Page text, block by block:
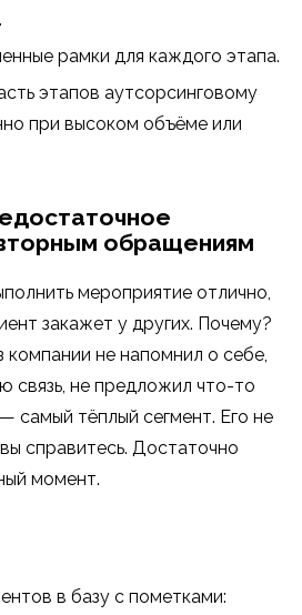
рамки для каждого этапа.
этапов аутсорсинговому
при высоком объёме или
обращениям
мероприятие отлично,
закажет у других. Почему?
компании не напомнил о себе,
связь, не предложил что-то
самый тёплый сегмент. Его не
справитесь. Достаточно
момент.
в базу с пометками: